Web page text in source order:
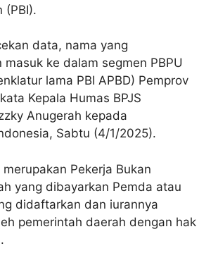
(PBI).
data, nama yang
masuk ke dalam segmen PBPU
lama PBI APBD) Pemprov
Kepala Humas BPJS
Anugerah kepada
Sabtu (4/1/2025).
merupakan Pekerja Bukan
yang dibayarkan Pemda atau
didaftarkan dan iurannya
pemerintah daerah dengan hak